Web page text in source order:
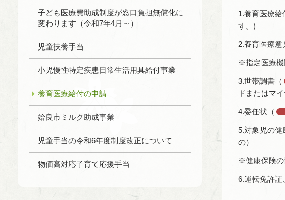
子ども医療費助成制度が窓口負担無償化に
変わります（令和7年4月～）
児童扶養手当
小児慢性特定疾患日常生活用具給付事業
養育医療給付の申請
姶良市ミルク助成事業
児童手当の令和6年度制度改正について
物価高対応子育て応援手当
1.養育医療給
す。)
2.養育医療意
※指定医療機
3.世帯調書（
ドまたはマ
4.委任状（
5.対象児の健
の）
※健康保険の
6.運転免許証